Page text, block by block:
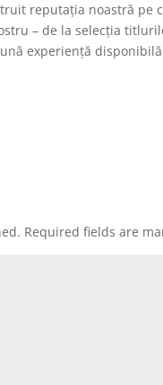
reputația noastră
– de la selecția
experiență
Required fields are